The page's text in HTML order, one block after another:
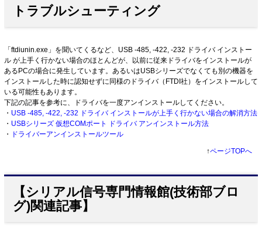
トラブルシューティング
「ftdiunin.exe」を聞いてくるなど、USB -485, -422, -232 ドライバ インストー
ル が上手く行かない場合のほとんどが、以前に従来ドライバをインストールが
あるPCの場合に発生しています。あるいはUSBシリーズでなくても別の機器を
インストールした時に認知せずに同様のドライバ（FTDI社）をインストールして
いる可能性もあります。
下記の記事を参考に、ドライバを一度アンインストールしてください。
・ USB -485, -422, -232 ドライバ インストールが上手く行かない場合の解消方法
・ USBシリーズ 仮想COMポート ドライバ アンインストール方法
・
ドライバーアンインストールツール
↑ページTOPへ
【シリアル信号専門情報館(技術部ブロ
グ)関連記事】